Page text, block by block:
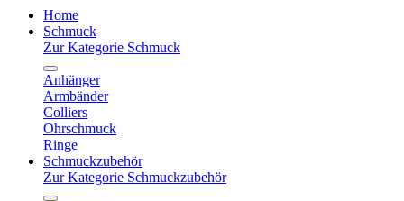
Home
Schmuck
Zur Kategorie Schmuck
Anhänger
Armbänder
Colliers
Ohrschmuck
Ringe
Schmuckzubehör
Zur Kategorie Schmuckzubehör